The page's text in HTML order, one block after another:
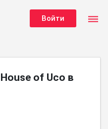
Войти dehaze
of Uco в